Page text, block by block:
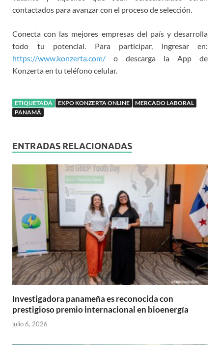
contactados para avanzar con el proceso de selección.
Conecta con las mejores empresas del país y desarrolla
todo tu potencial. Para participar, ingresar en:
https://www.konzerta.com/ o descarga la App de
Konzerta en tu teléfono celular.
ETIQUETADA EXPO KONZERTA ONLINE
MERCADO LABORAL
PANAMÁ
ENTRADAS RELACIONADAS
Investigadora panameña es reconocida con
prestigioso premio internacional en bioenergía
julio 6, 2026